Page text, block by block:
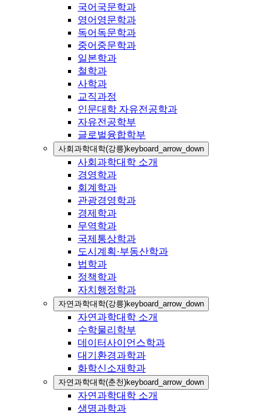
국어국문학과
영어영문학과
독어독문학과
중어중문학과
일본학과
철학과
사학과
교직과정
인문대학 자유전공학과
자유전공학부
글로벌융합학부
사회과학대학(강릉)keyboard_arrow_down
사회과학대학 소개
경영학과
회계학과
관광경영학과
경제학과
무역학과
국제통상학과
도시계획·부동산학과
법학과
정책학과
자치행정학과
자연과학대학(강릉)keyboard_arrow_down
자연과학대학 소개
수학물리학부
데이터사이언스학과
대기환경과학과
화학신소재학과
자연과학대학(춘천)keyboard_arrow_down
자연과학대학 소개
생명과학과